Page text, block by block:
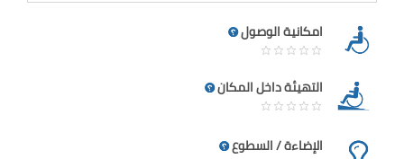
امكانية الوصول
التهيئة داخل المكان
الإضاءة / السطوع